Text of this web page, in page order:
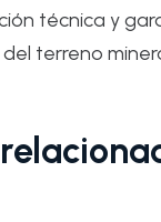
técnica y
terreno